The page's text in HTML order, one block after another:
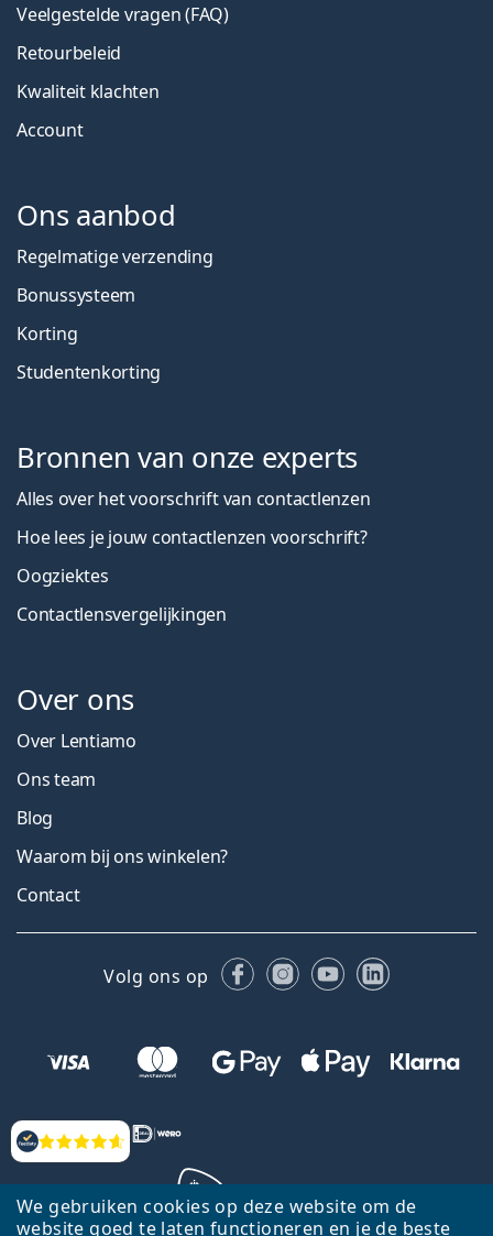
We gebruiken cookies op deze website om de
website goed te laten functioneren en je de beste
Beoordelingen
Veelgestelde vragen (FAQ)
Retourbeleid
Kwaliteit klachten
Account
Ons aanbod
Regelmatige verzending
Bonussysteem
Korting
Studentenkorting
Bronnen van onze experts
Alles over het voorschrift van contactlenzen
Hoe lees je jouw contactlenzen voorschrift?
Oogziektes
Contactlensvergelijkingen
Over ons
Over Lentiamo
Ons team
Blog
Waarom bij ons winkelen?
Contact
Volg ons op FacebookInstagram
YouTubeLinkedIn